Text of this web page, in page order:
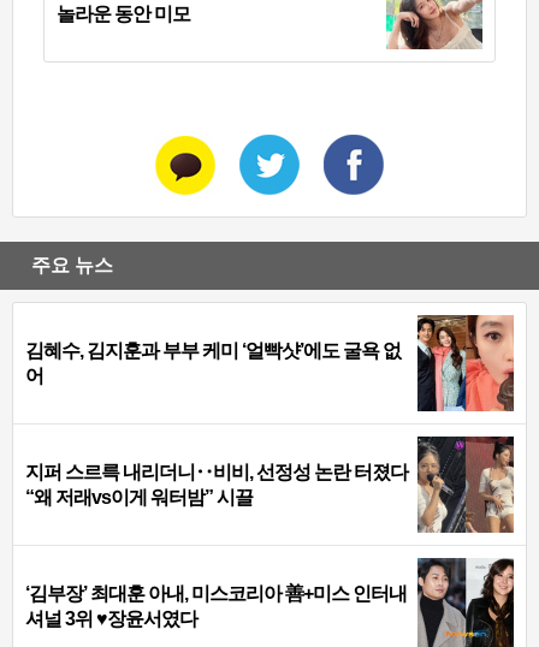
놀라운 동안 미모
주요 뉴스
김혜수, 김지훈과 부부 케미 ‘얼빡샷’에도 굴욕 없
어
지퍼 스르륵 내리더니‥비비, 선정성 논란 터졌다
“왜 저래vs이게 워터밤” 시끌
‘김부장’ 최대훈 아내, 미스코리아 善+미스 인터내
셔널 3위 ♥장윤서였다